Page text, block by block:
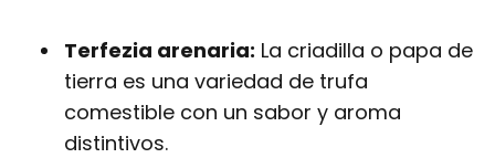
Terfezia arenaria: La criadilla o papa de
tierra es una variedad de trufa
comestible con un sabor y aroma
distintivos.